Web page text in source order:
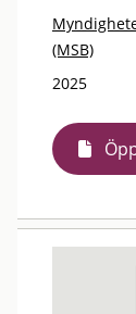
(MSB)
2025